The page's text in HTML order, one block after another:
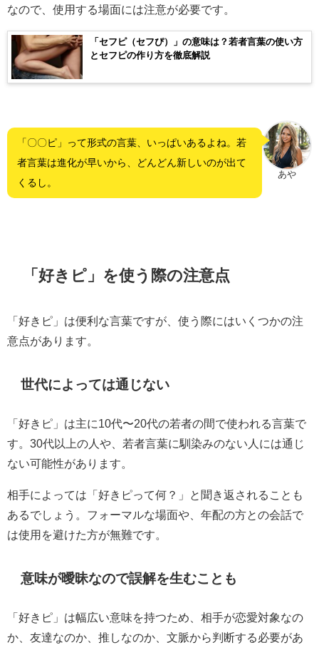
なので、使用する場面には注意が必要です。
「セフピ（セフぴ）」の意味は？若者言葉の使い方
とセフピの作り方を徹底解説
あや
「〇〇ピ」って形式の言葉、いっぱいあるよね。若
者言葉は進化が早いから、どんどん新しいのが出て
くるし。
「好きピ」を使う際の注意点
「好きピ」は便利な言葉ですが、使う際にはいくつかの注
意点があります。
世代によっては通じない
「好きピ」は主に10代〜20代の若者の間で使われる言葉で
す。30代以上の人や、若者言葉に馴染みのない人には通じ
ない可能性があります。
相手によっては「好きピって何？」と聞き返されることも
あるでしょう。フォーマルな場面や、年配の方との会話で
は使用を避けた方が無難です。
意味が曖昧なので誤解を生むことも
「好きピ」は幅広い意味を持つため、相手が恋愛対象なの
か、友達なのか、推しなのか、文脈から判断する必要があ